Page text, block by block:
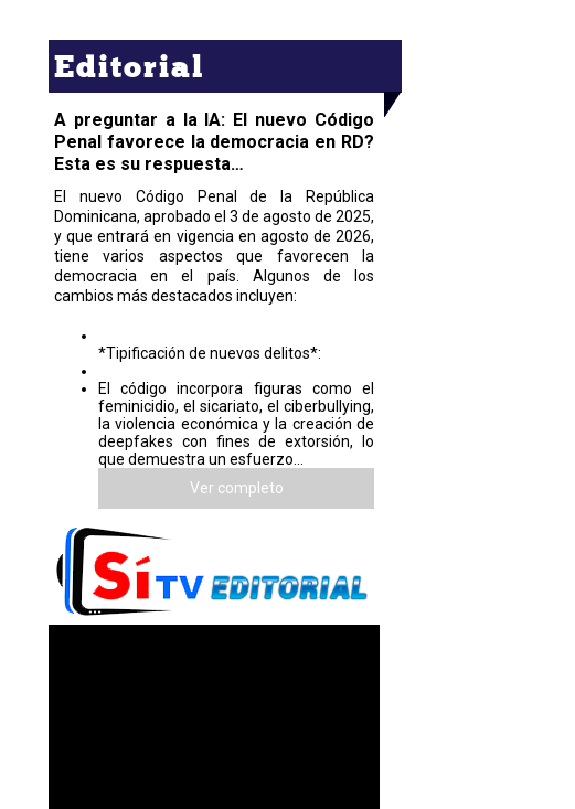
Editorial
A preguntar a la IA: El nuevo Código
Penal favorece la democracia en RD?
Esta es su respuesta…
El nuevo Código Penal de la República
Dominicana, aprobado el 3 de agosto de 2025,
y que entrará en vigencia en agosto de 2026,
tiene varios aspectos que favorecen la
democracia en el país. Algunos de los
cambios más destacados incluyen:
*Tipificación de nuevos delitos*:
El código incorpora figuras como el
feminicidio, el sicariato, el ciberbullying,
la violencia económica y la creación de
deepfakes con fines de extorsión, lo
que demuestra un esfuerzo...
Ver completo